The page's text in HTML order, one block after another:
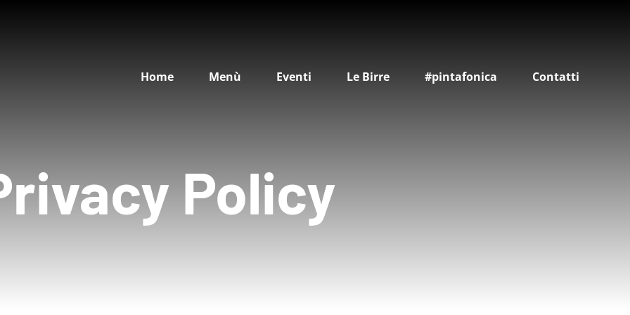
Home Menù Eventi Le Birre #pintafonica Contatti
Policy